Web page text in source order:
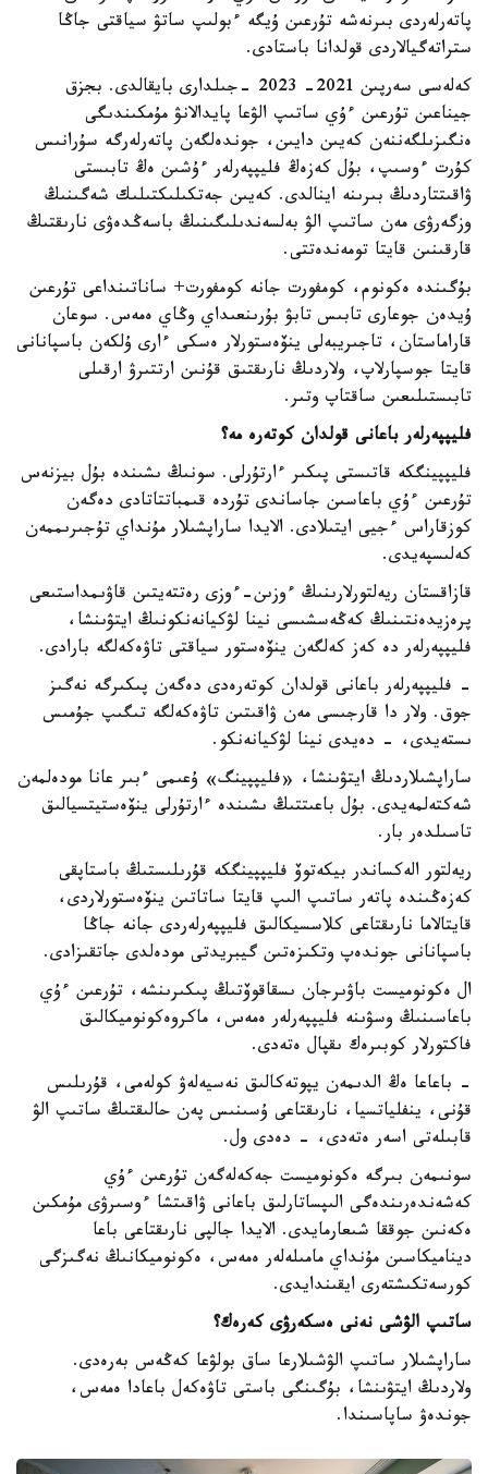
پاتەرلەردى بىرنەشە تۇرعىن ۇيگە ءبولىپ ساتۋ سياقتى جاڭا
ستراتەگيالاردى قولدانا باستادى.
كەلەسى سەرپىن 2021- 2023 -جىلدارى بايقالدى. بجزق
جيناعىن تۇرعىن ءۇي ساتىپ الۋعا پايدالانۋ مۇمكىندىگى
ەنگىزىلگەننەن كەيىن دايىن، جوندەلگەن پاتەرلەرگە سۇرانىس
كۇرت ءوسىپ، بۇل كەزەڭ فليپپەرلەر ءۇشىن ەڭ تابىستى
ۋاقىتتاردىڭ بىرىنە اينالدى. كەيىن جەتكىلىكتىلىك شەگىنىڭ
وزگەرۋى مەن ساتىپ الۋ بەلسەندىلىگىنىڭ باسەڭدەۋى نارىقتىڭ
قارقىنىن قايتا تومەندەتتى.
بۇگىندە ەكونوم، كومفورت جانە كومفورت+ ساناتىنداعى تۇرعىن
ۇيدەن جوعارى تابىس تابۋ بۇرىنعىداي وڭاي ەمەس. سوعان
قاراماستان، تاجىريبەلى ينۆەستورلار ەسكى ءارى ۇلكەن باسپانانى
قايتا جوسپارلاپ، ولاردىڭ نارىقتىق قۇنىن ارتتىرۋ ارقىلى
تابىستىلىعىن ساقتاپ وتىر.
فليپپەرلەر باعانى قولدان كوتەرە مە؟
فليپپينگكە قاتىستى پىكىر ءارتۇرلى. سونىڭ ىشىندە بۇل بيزنەس
تۇرعىن ءۇي باعاسىن جاساندى تۇردە قىمباتتاتادى دەگەن
كوزقاراس ءجيى ايتىلادى. الايدا ساراپشىلار مۇنداي تۇجىرىممەن
كەلىسپەيدى.
قازاقستان ريەلتورلارىنىڭ ءوزىن-ءوزى رەتتەيتىن قاۋىمداستىعى
پرەزيدەنتىنىڭ كەڭەسشىسى نينا لۋكيانەنكونىڭ ايتۋىنشا،
فليپپەرلەر دە كەز كەلگەن ينۆەستور سياقتى تاۋەكەلگە بارادى.
- فليپپەرلەر باعانى قولدان كوتەرەدى دەگەن پىكىرگە نەگىز
جوق. ولار دا قارجىسى مەن ۋاقىتىن تاۋەكەلگە تىگىپ جۇمىس
ىستەيدى، - دەيدى نينا لۋكيانەنكو.
ساراپشىلاردىڭ ايتۋىنشا، «فليپپينگ» ۇعىمى ءبىر عانا مودەلمەن
شەكتەلمەيدى. بۇل باعىتتىڭ ىشىندە ءارتۇرلى ينۆەستيتسيالىق
تاسىلدەر بار.
ريەلتور الەكساندر بيكەتوۆ فليپپينگكە قۇرىلىستىڭ باستاپقى
كەزەڭىندە پاتەر ساتىپ الىپ قايتا ساتاتىن ينۆەستورلاردى،
قايتالاما نارىقتاعى كلاسسيكالىق فليپپەرلەردى جانە جاڭا
باسپانانى جوندەپ وتكىزەتىن گيبريدتى مودەلدى جاتقىزادى.
ال ەكونوميست باۋىرجان ىسقاقوۆتىڭ پىكىرىنشە، تۇرعىن ءۇي
باعاسىنىڭ وسۋىنە فليپپەرلەر ەمەس، ماكروەكونوميكالىق
فاكتورلار كوبىرەك ىقپال ەتەدى.
- باعاعا ەڭ الدىمەن يپوتەكالىق نەسيەلەۋ كولەمى، قۇرىلىس
قۇنى، ينفلياتسيا، نارىقتاعى ۇسىنىس پەن حالىقتىڭ ساتىپ الۋ
قابىلەتى اسەر ەتەدى، - دەدى ول.
سونىمەن بىرگە ەكونوميست جەكەلەگەن تۇرعىن ءۇي
كەشەندەرىندەگى الىپساتارلىق باعانى ۋاقىتشا ءوسىرۋى مۇمكىن
ەكەنىن جوققا شىعارمايدى. الايدا جالپى نارىقتاعى باعا
ديناميكاسىن مۇنداي مامىلەلەر ەمەس، ەكونوميكانىڭ نەگىزگى
كورسەتكىشتەرى ايقىندايدى.
ساتىپ الۋشى نەنى ەسكەرۋى كەرەك؟
ساراپشىلار ساتىپ الۋشىلارعا ساق بولۋعا كەڭەس بەرەدى.
ولاردىڭ ايتۋىنشا، بۇگىنگى باستى تاۋەكەل باعادا ەمەس،
جوندەۋ ساپاسىندا.